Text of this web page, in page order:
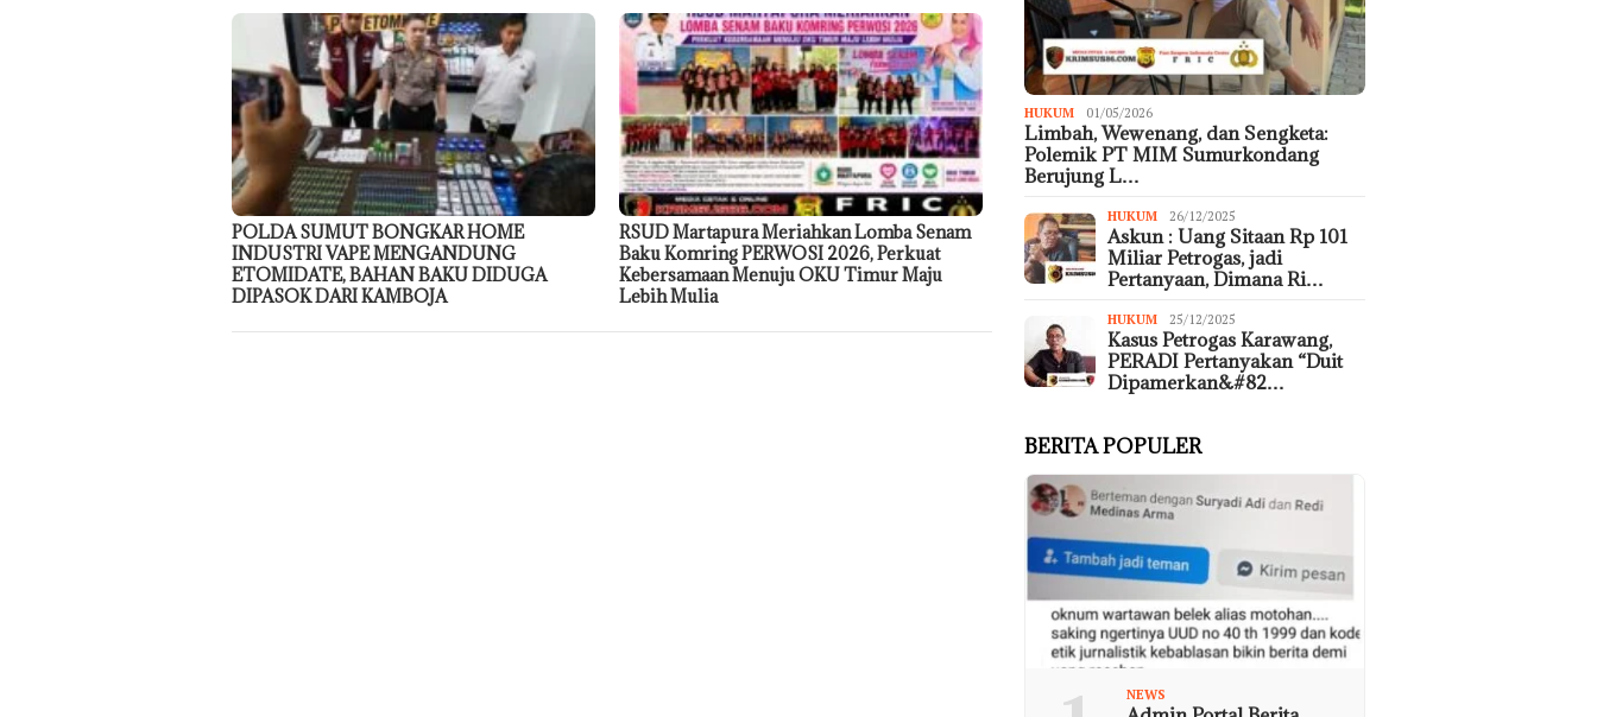
POLDA SUMUT BONGKAR HOME
INDUSTRI VAPE MENGANDUNG
ETOMIDATE, BAHAN BAKU DIDUGA
DIPASOK DARI KAMBOJA
RSUD Martapura Meriahkan Lomba Senam
Baku Komring PERWOSI 2026, Perkuat
Kebersamaan Menuju OKU Timur Maju
Lebih Mulia
HUKUM 01/05/2026
Limbah, Wewenang, dan Sengketa:
Polemik PT MIM Sumurkondang
Berujung L…
HUKUM 26/12/2025
Askun : Uang Sitaan Rp 101
Miliar Petrogas, jadi
Pertanyaan, Dimana Ri…
HUKUM 25/12/2025
Kasus Petrogas Karawang,
PERADI Pertanyakan “Duit
Dipamerkan&#82…
BERITA POPULER
NEWS